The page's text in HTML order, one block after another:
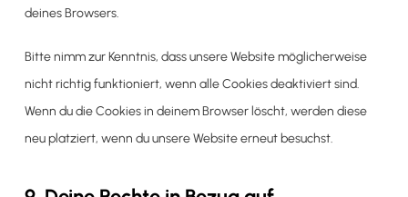
deines Browsers.
Bitte nimm zur Kenntnis, dass unsere Website möglicherweise
nicht richtig funktioniert, wenn alle Cookies deaktiviert sind.
Wenn du die Cookies in deinem Browser löscht, werden diese
neu platziert, wenn du unsere Website erneut besuchst.